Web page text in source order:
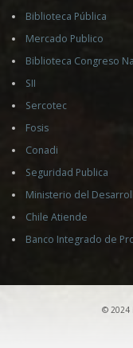
Biblioteca Pública
Mercado Publico
Biblioteca Congreso
SII
Sercotec
Fosis
Conadi
Seguridad Publica
Ministerio del
Chile Atiende
Banco Integrado de
©